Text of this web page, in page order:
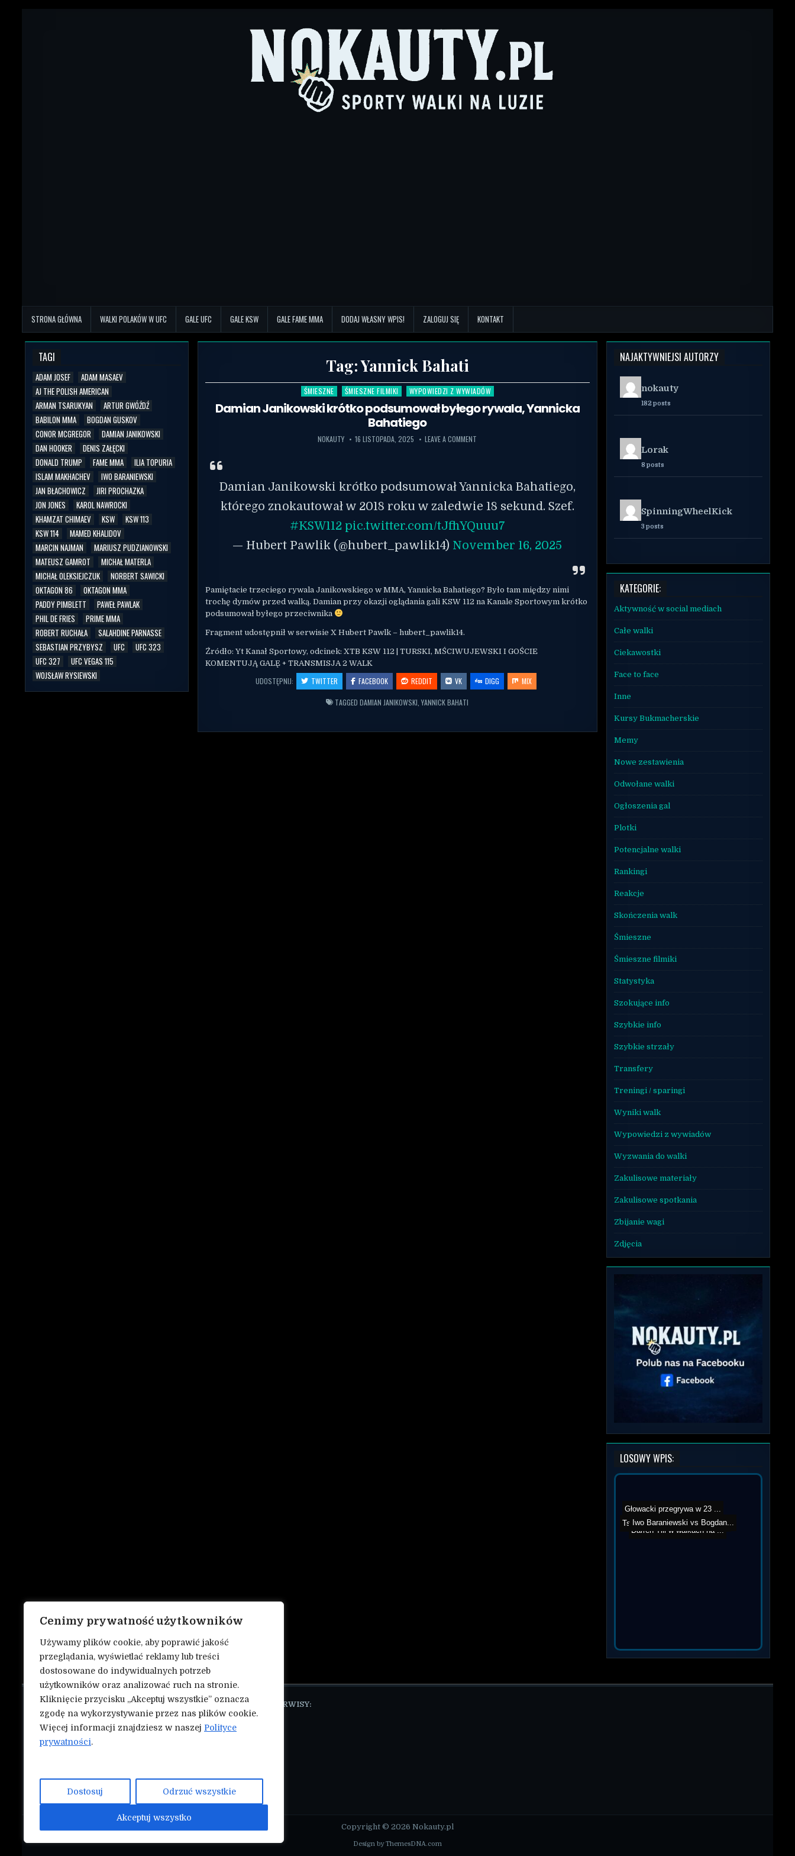
Cenimy prywatność użytkowników
Używamy plików cookie, aby poprawić jakość
przeglądania, wyświetlać reklamy lub treści
dostosowane do indywidualnych potrzeb
użytkowników oraz analizować ruch na stronie.
Kliknięcie przycisku „Akceptuj wszystkie” oznacza
zgodę na wykorzystywanie przez nas plików cookie.
Więcej informacji znajdziesz w naszej Polityce
prywatności.
Dostosuj Odrzuć wszystkie
Akceptuj wszystko
STRONA GŁÓWNA WALKI POLAKÓW W UFC GALE UFC GALE KSW GALE FAME MMA DODAJ WŁASNY WPIS! ZALOGUJ SIĘ KONTAKT
Tag:Yannick Bahati
Posted in
ŚMIESZNE ŚMIESZNE FILMIKI WYPOWIEDZI Z WYWIADÓW
Damian Janikowski krótko podsumował byłego rywala, Yannicka
Bahatiego
NOKAUTY 16 LISTOPADA, 2025 LEAVE A COMMENT
Damian Janikowski krótko podsumował Yannicka Bahatiego,
którego znokautował w 2018 roku w zaledwie 18 sekund. Szef.
#KSW112 pic.twitter.com/tJfhYQuuu7
— Hubert Pawlik (@hubert_pawlik14) November 16, 2025
Pamiętacie trzeciego rywala Janikowskiego w MMA, Yannicka Bahatiego? Było tam między nimi
trochę dymów przed walką. Damian przy okazji oglądania gali KSW 112 na Kanale Sportowym krótko
podsumował byłego przeciwnika
Fragment udostępnił w serwisie X Hubert Pawlk – hubert_pawlik14.
Źródło: Yt Kanał Sportowy, odcinek: XTB KSW 112 | TURSKI, MŚCIWUJEWSKI I GOŚCIE
KOMENTUJĄ GALĘ + TRANSMISJA 2 WALK
UDOSTĘPNIJ: TWITTER FACEBOOK REDDIT VK DIGG MIX
TAGGEDDAMIAN JANIKOWSKI ,YANNICK BAHATI
TAGI
ADAM JOSEF
ADAM MASAEV
AJ THE POLISH AMERICAN
ARMAN TSARUKYAN
ARTUR GWÓŹDŹ
BABILON MMA
BOGDAN GUSKOV
CONOR MCGREGOR
DAMIAN JANIKOWSKI
DAN HOOKER
DENIS ZAŁĘCKI
DONALD TRUMP
FAME MMA
ILIA TOPURIA
ISLAM MAKHACHEV
IWO BARANIEWSKI
JAN BŁACHOWICZ
JIRI PROCHAZKA
JON JONES
KAROL NAWROCKI
KHAMZAT CHIMAEV
KSW
KSW 113
KSW 114
MAMED KHALIDOV
MARCIN NAJMAN
MARIUSZ PUDZIANOWSKI
MATEUSZ GAMROT
MICHAŁ MATERLA
MICHAŁ OLEKSIEJCZUK
NORBERT SAWICKI
OKTAGON 86
OKTAGON MMA
PADDY PIMBLETT
PAWEŁ PAWLAK
PHIL DE FRIES
PRIME MMA
ROBERT RUCHAŁA
SALAHDINE PARNASSE
SEBASTIAN PRZYBYSZ
UFC
UFC 323
UFC 327
UFC VEGAS 115
WOJSŁAW RYSIEWSKI
NAJAKTYWNIEJSI AUTORZY
nokauty
182 posts
Lorak
8 posts
SpinningWheelKick
3 posts
KATEGORIE:
Aktywność w social mediach
Całe walki
Ciekawostki
Face to face
Inne
Kursy Bukmacherskie
Memy
Nowe zestawienia
Odwołane walki
Ogłoszenia gal
Plotki
Potencjalne walki
Rankingi
Reakcje
Skończenia walk
Śmieszne
Śmieszne filmiki
Statystyka
Szokujące info
Szybkie info
Szybkie strzały
Transfery
Treningi / sparingi
Wyniki walk
Wypowiedzi z wywiadów
Wyzwania do walki
Zakulisowe materiały
Zakulisowe spotkania
Zbijanie wagi
Zdjęcia
LOSOWY WPIS:
Tsarukyan vs Mugzy na mac...
Darren Till w walkach na ...
Iwo Baraniewski vs Bogdan...
Głowacki przegrywa w 23 ...
O nas
Kontakt
Współtwórz serwis Nokauty.pl!
NASZE INNE SERWISY:
Copyright © 2026 Nokauty.pl
Design by ThemesDNA.com